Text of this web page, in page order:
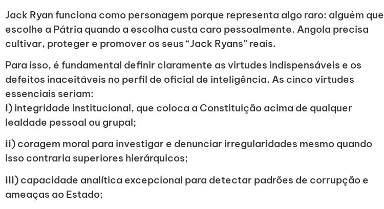
Jack Ryan funciona como personagem porque representa algo raro: alguém que
escolhe a Pátria quando a escolha custa caro pessoalmente. Angola precisa
cultivar, proteger e promover os seus “Jack Ryans” reais.
Para isso, é fundamental definir claramente as virtudes indispensáveis e os
defeitos inaceitáveis no perfil de oficial de inteligência. As cinco virtudes
essenciais seriam:
i) integridade institucional, que coloca a Constituição acima de qualquer
lealdade pessoal ou grupal;
ii) coragem moral para investigar e denunciar irregularidades mesmo quando
isso contraria superiores hierárquicos;
iii) capacidade analítica excepcional para detectar padrões de corrupção e
ameaças ao Estado;